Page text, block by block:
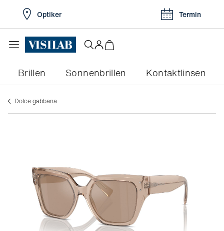
Optiker Termin
Brillen Sonnenbrillen Kontaktlinsen
dolce gabbana